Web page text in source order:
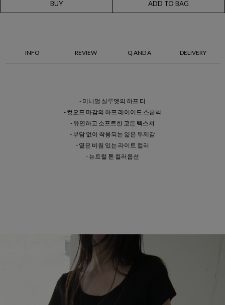
BUY ADD TO BAG
INFO REVIEW Q AND A DELIVERY
- 미니멀 실루엣의 하프 티
- 컷오프 마감의 하프 레이어드 스쿱넥
- 유연하고 소프트한 코튼 텍스쳐
- 부담 없이 착용되는 얇은 두께감
- 옅은 비침 있는 라이트 컬러
- 뉴트럴 톤 컬러옵션